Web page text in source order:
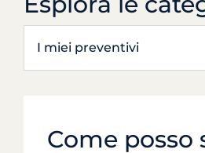
I miei preventivi
Come posso